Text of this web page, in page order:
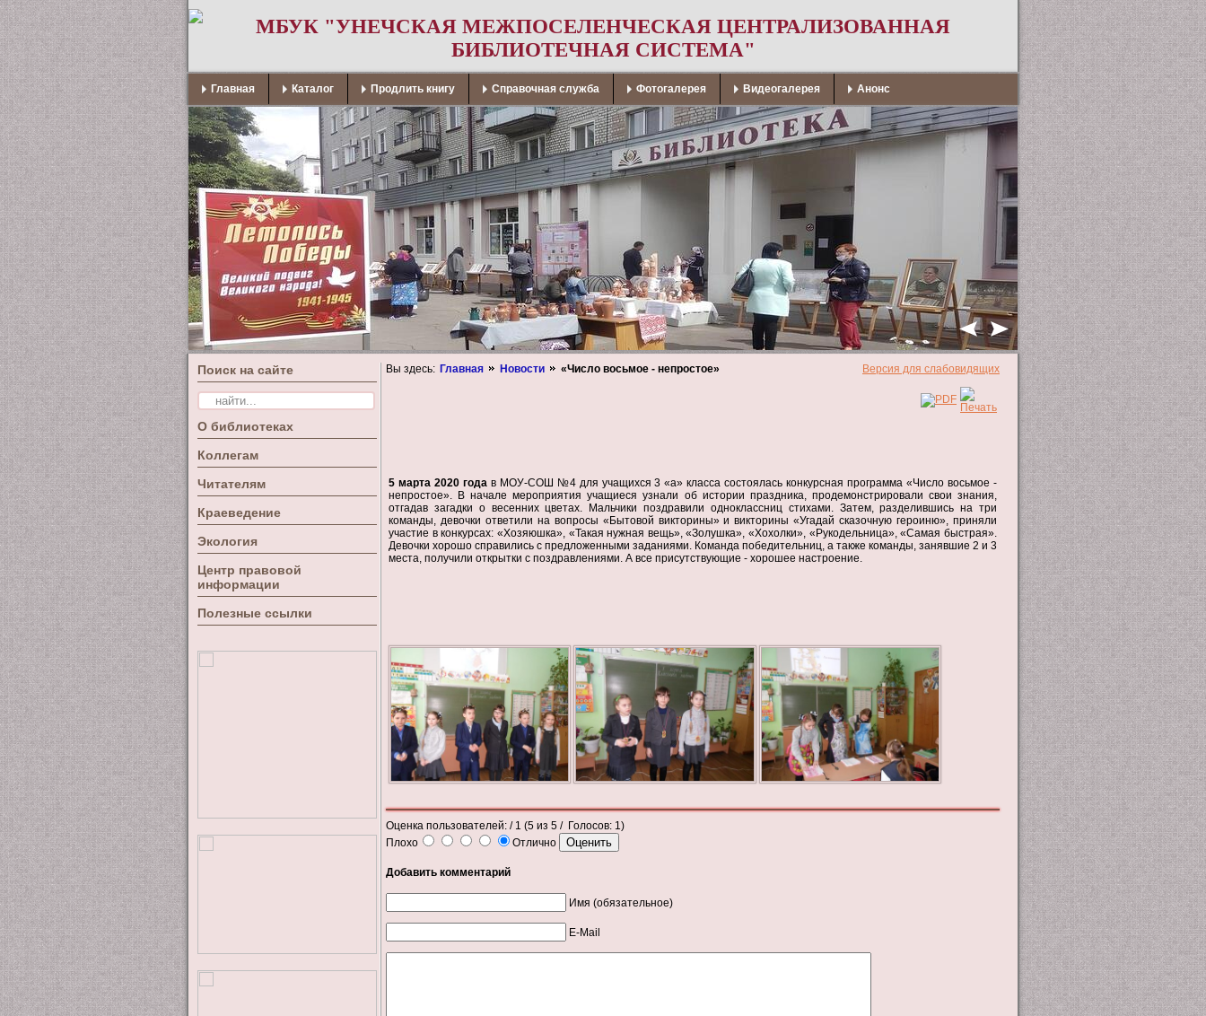
МБУК "УНЕЧСКАЯ МЕЖПОСЕЛЕНЧЕСКАЯ ЦЕНТРАЛИЗОВАННАЯ
БИБЛИОТЕЧНАЯ СИСТЕМА"
Главная Каталог Продлить книгу Справочная служба Фотогалерея Видеогалерея Анонс
Поиск на сайте
О библиотеках
Коллегам
Читателям
Краеведение
Экология
Центр правовой
информации
Полезные ссылки
Вы здесь: Главная Новости «Число восьмое - непростое» Версия для слабовидящих
5 марта 2020 годав МОУ-СОШ №4 для учащихся 3 «а» класса состоялась конкурсная программа «Число восьмое -
непростое». В начале мероприятия учащиеся узнали об истории праздника, продемонстрировали свои знания,
отгадав загадки о весенних цветах. Мальчики поздравили одноклассниц стихами. Затем, разделившись на три
команды, девочки ответили на вопросы «Бытовой викторины» и викторины «Угадай сказочную героиню», приняли
участие в конкурсах: «Хозяюшка», «Такая нужная вещь», «Золушка», «Хохолки», «Рукодельница», «Самая быстрая».
Девочки хорошо справились с предложенными заданиями. Команда победительниц, а также команды, занявшие 2 и 3
места, получили открытки с поздравлениями. А все присутствующие - хорошее настроение.
Оценка пользователей: / 1 (5 из 5 / Голосов: 1)
Плохо
Отлично
Добавить комментарий
Имя (обязательное)
E-Mail